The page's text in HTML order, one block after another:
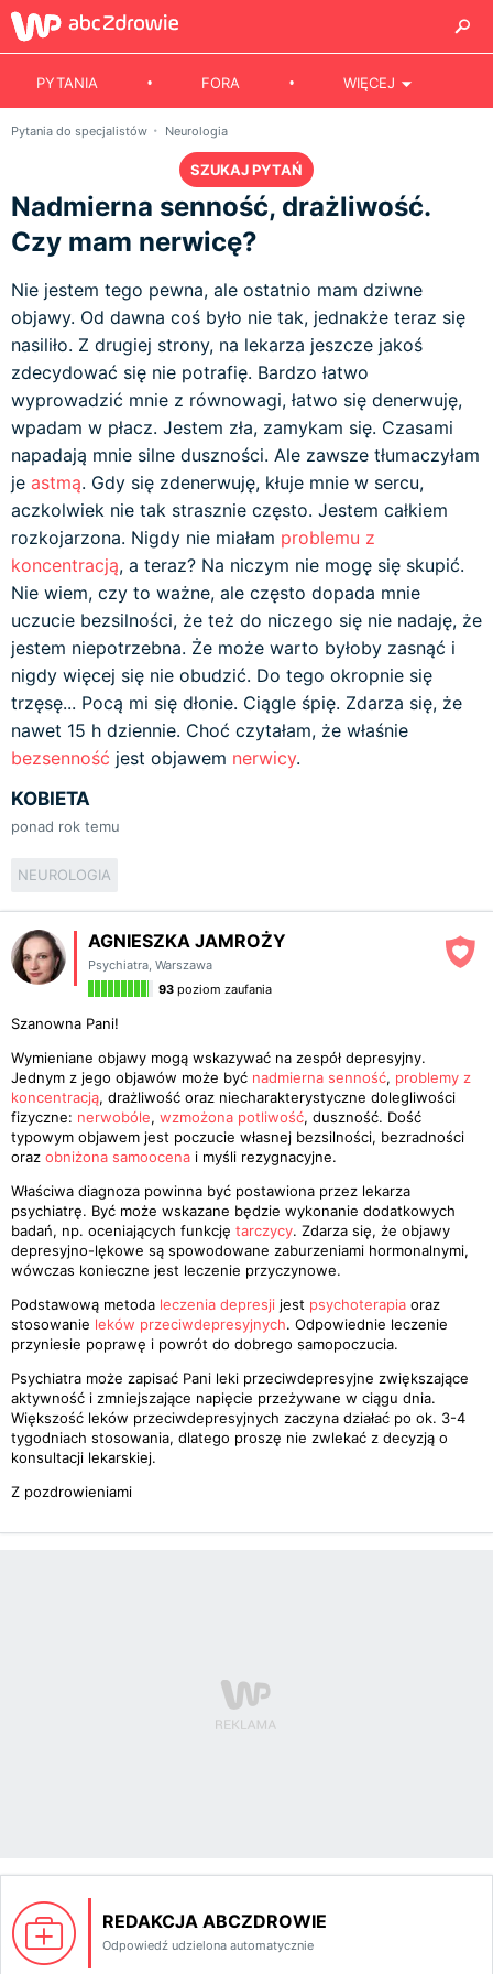
PYTANIA FORA WIĘCEJ
Pytania do specjalistów Neurologia
SZUKAJ PYTAŃ
Nadmierna senność, drażliwość.
Czy mam nerwicę?
Nie jestem tego pewna, ale ostatnio mam dziwne
objawy. Od dawna coś było nie tak, jednakże teraz się
nasiliło. Z drugiej strony, na lekarza jeszcze jakoś
zdecydować się nie potrafię. Bardzo łatwo
wyprowadzić mnie z równowagi, łatwo się denerwuję,
wpadam w płacz. Jestem zła, zamykam się. Czasami
napadają mnie silne duszności. Ale zawsze tłumaczyłam
je astmą. Gdy się zdenerwuję, kłuje mnie w sercu,
aczkolwiek nie tak strasznie często. Jestem całkiem
rozkojarzona. Nigdy nie miałam problemu z
koncentracją, a teraz? Na niczym nie mogę się skupić.
Nie wiem, czy to ważne, ale często dopada mnie
uczucie bezsilności, że też do niczego się nie nadaję, że
jestem niepotrzebna. Że może warto byłoby zasnąć i
nigdy więcej się nie obudzić. Do tego okropnie się
trzęsę... Pocą mi się dłonie. Ciągle śpię. Zdarza się, że
nawet 15 h dziennie. Choć czytałam, że właśnie
bezsenność jest objawem nerwicy.
KOBIETA
ponad rok temu
NEUROLOGIA
AGNIESZKA JAMROŻY
Psychiatra, Warszawa
93 poziom zaufania
Szanowna Pani!
Wymieniane objawy mogą wskazywać na zespół depresyjny.
Jednym z jego objawów może być nadmierna senność, problemy z
koncentracją, drażliwość oraz niecharakterystyczne dolegliwości
fizyczne: nerwobóle, wzmożona potliwość, duszność. Dość
typowym objawem jest poczucie własnej bezsilności, bezradności
oraz obniżona samoocena i myśli rezygnacyjne.
Właściwa diagnoza powinna być postawiona przez lekarza
psychiatrę. Być może wskazane będzie wykonanie dodatkowych
badań, np. oceniających funkcję tarczycy. Zdarza się, że objawy
depresyjno-lękowe są spowodowane zaburzeniami hormonalnymi,
wówczas konieczne jest leczenie przyczynowe.
Podstawową metoda leczenia depresji jest psychoterapia oraz
stosowanie leków przeciwdepresyjnych. Odpowiednie leczenie
przyniesie poprawę i powrót do dobrego samopoczucia.
Psychiatra może zapisać Pani leki przeciwdepresyjne zwiększające
aktywność i zmniejszające napięcie przeżywane w ciągu dnia.
Większość leków przeciwdepresyjnych zaczyna działać po ok. 3-4
tygodniach stosowania, dlatego proszę nie zwlekać z decyzją o
konsultacji lekarskiej.
Z pozdrowieniami
REDAKCJA ABCZDROWIE
Odpowiedź udzielona automatycznie